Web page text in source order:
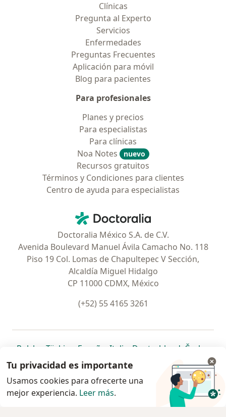
Clínicas
Pregunta al Experto
Servicios
Enfermedades
Preguntas Frecuentes
Aplicación para móvil
Blog para pacientes
Para profesionales
Planes y precios
Para especialistas
Para clínicas
Noa Notes
nuevo
Recursos gratuitos
Términos y Condiciones para clientes
Centro de ayuda para especialistas
Doctoralia - Página de inicio
Doctoralia México S.A. de C.V.
Avenida Boulevard Manuel Ávila Camacho No. 118
Piso 19 Col. Lomas de Chapultepec V Sección,
Alcaldía Miguel Hidalgo
CP 11000 CDMX, México
(+52) 55 4165 3261
Polska se abre en una nueva pestaña
Türkiye se abre en una nueva pestaña
España se abre en una nueva pestaña
Italia se abre en una nueva
Deutschlandse abre en
Česko
Portugal
se abre en una nueva pestaña
México se abre en una nueva pestaña
Chile se abre en una nueva pestaña
Brasil se abre en una nueva
se abre en
se
se abre en una nueva
www.doctoralia.com.mx © 2026 - Encuentra tu
Tu privacidad es importante
Usamos cookies para ofrecerte una
mejor experiencia. Leer más.